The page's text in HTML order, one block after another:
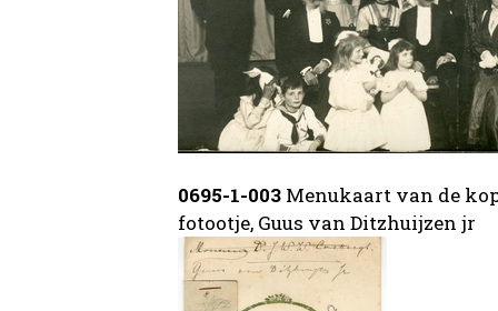
0695-1-003 Menukaart van de
fotootje, Guus van Ditzhuijzen jr